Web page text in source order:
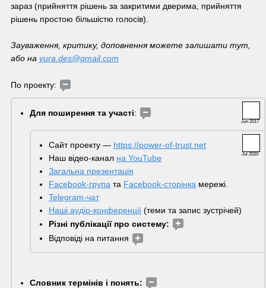
зараз (прийняття рішень за закритими дверима, прийняття
рішень простою більшістю голосів).
Зауваження, критику, доповнення можете залишати тут,
або на yura.des@gmail.com
По проекту:
Jun 2017
Для поширення та участі:
Jul 2020
Сайт проекту — https://power-of-trust.net
Наш відео-канал на YouTube
Загальна презентація
Facebook-група та Facebook-сторінка мережі.
Telegram-чат
Наші аудіо-конференції (теми та запис зустрічей)
Різні публікації про систему:
Відповіді на питання
Словник термінів і понять: